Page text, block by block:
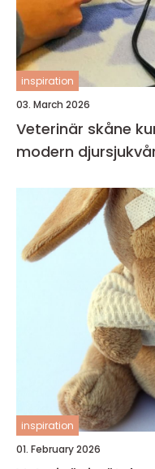
inspiration
03. March 2026
Veterinär skåne kunskap, trygghet och
modern
inspiration
01. February 2026